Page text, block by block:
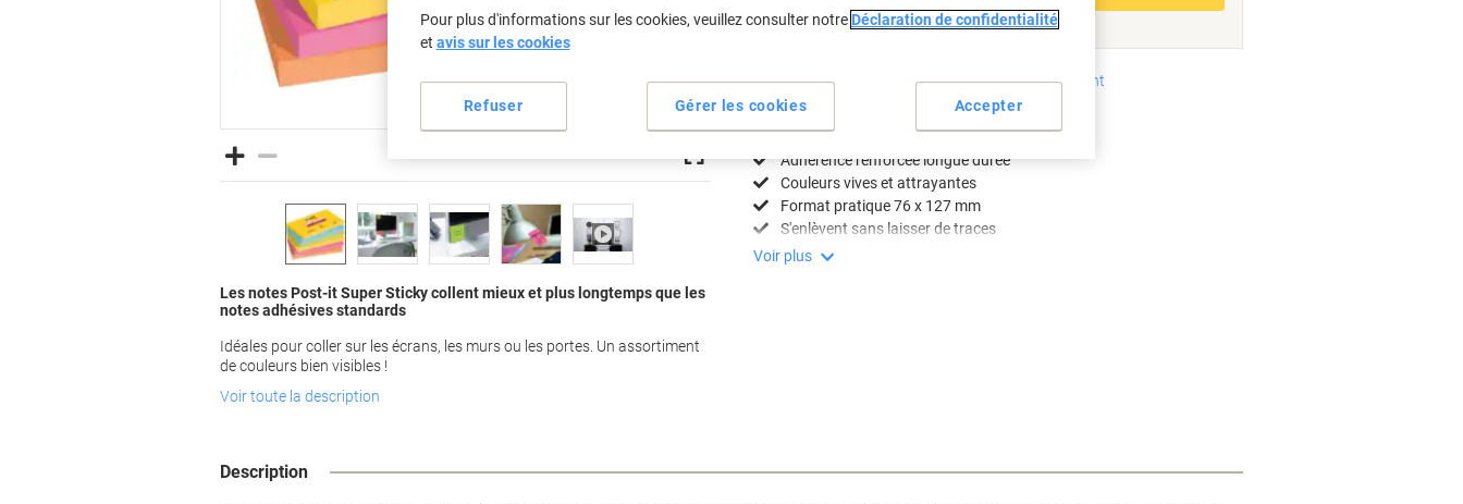
Les notes Post-it Super Sticky collent mieux et plus longtemps que les
notes adhésives standards
Idéales pour coller sur les écrans, les murs ou les portes. Un assortiment
de couleurs bien visibles !
Voir toute la description
Ajouter à une liste
Informations de livraison Moyens de paiement
Spécifications clés
Adhérence renforcée longue durée
Couleurs vives et attrayantes
Format pratique 76 x 127 mm
S'enlèvent sans laisser de traces
Voir plus
Description
Pour plus d'informations sur les cookies, veuillez consulter notre Déclaration de confidentialité
et avis sur les cookies
Gérer les cookies
Refuser Accepter